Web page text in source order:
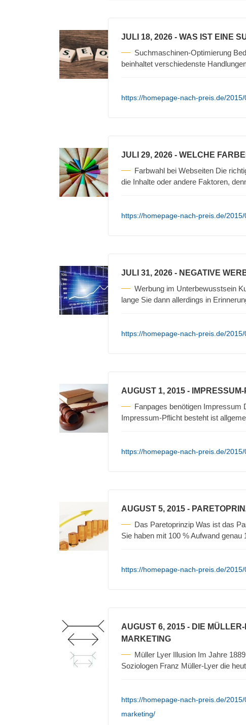
JULI 18, 2026 - WAS IST EINE
Suchmaschinen-Optimierung
beinhaltet verschiedenste
https://homepage-nach-preis.de/
JULI 29, 2026 - WELCHE
Farbwahl bei Webseiten Die
die Inhalte oder andere Faktoren,
https://homepage-nach-preis.de/
JULI 31, 2026 - NEGATIVE
Werbung im Unterbewusstsein
lange Sie dann allerdings in
https://homepage-nach-preis.de/
AUGUST 1, 2015 -
Fanpages benötigen Impressum
Impressum-Pflicht besteht ist
https://homepage-nach-preis.de/
AUGUST 5, 2015 -
Das Paretoprinzip Was ist das
Sie haben mit 100 % Aufwand genau
https://homepage-nach-preis.de/
AUGUST 6, 2015 - DIE
MARKETING
Müller Lyer Illusion Im Jahre
Soziologen Franz Müller-Lyer die
https://homepage-nach-preis.de/
marketing/